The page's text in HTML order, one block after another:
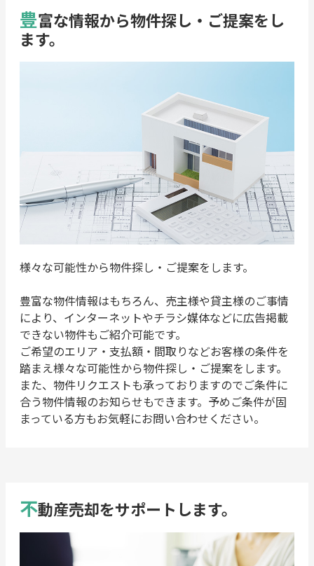
豊富な情報から物件探し・ご提案をし
ます。
様々な可能性から物件探し・ご提案をします。
豊富な物件情報はもちろん、売主様や貸主様のご事情
により、インターネットやチラシ媒体などに広告掲載
できない物件もご紹介可能です。
ご希望のエリア・支払額・間取りなどお客様の条件を
踏まえ様々な可能性から物件探し・ご提案をします。
また、物件リクエストも承っておりますのでご条件に
合う物件情報のお知らせもできます。予めご条件が固
まっている方もお気軽にお問い合わせください。
不動産売却をサポートします。